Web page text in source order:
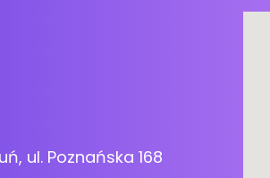
ul. Poznańska 168